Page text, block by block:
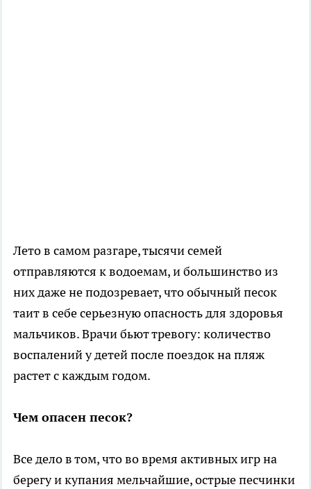
Лето в самом разгаре, тысячи семей
отправляются к водоемам, и большинство из
них даже не подозревает, что обычный песок
таит в себе серьезную опасность для здоровья
мальчиков. Врачи бьют тревогу: количество
воспалений у детей после поездок на пляж
растет с каждым годом.
Чем опасен песок?
Все дело в том, что во время активных игр на
берегу и купания мельчайшие, острые песчинки